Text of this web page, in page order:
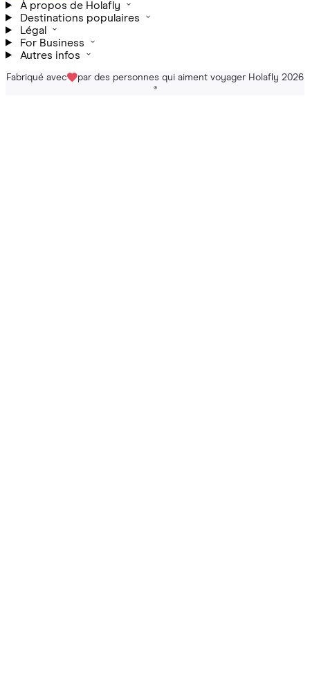
À propos de Holafly
Destinations populaires
Légal
For Business
Autres infos
Fabriqué avec par des personnes qui aiment voyager Holafly 2026
®